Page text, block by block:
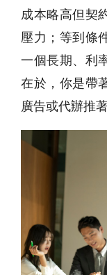
成本略高但契
壓力；等到條
一個長期、利
在於，你是帶
廣告或代辦推著